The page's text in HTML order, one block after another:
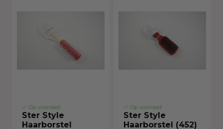
Op voorraad
Ster Style
Haarborstel
Op voorraad
Ster Style
Haarborstel (452)